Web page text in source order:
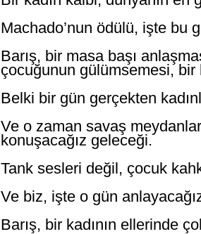
Machado’nun ödülü, işte bu
Barış, bir masa başı
çocuğunun gülümsemesi, bir
Belki bir gün gerçekten
Ve o zaman savaş
konuşacağız geleceği.
Tank sesleri değil, çocuk
Ve biz, işte o gün
Barış, bir kadının ellerinde